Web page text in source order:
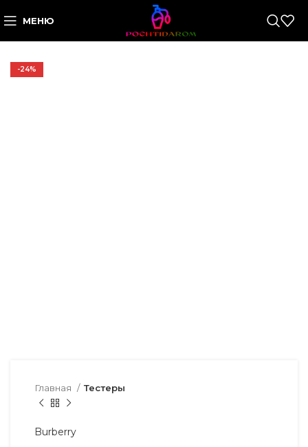
МЕНЮ
-24%
Главная Тестеры
Burberry